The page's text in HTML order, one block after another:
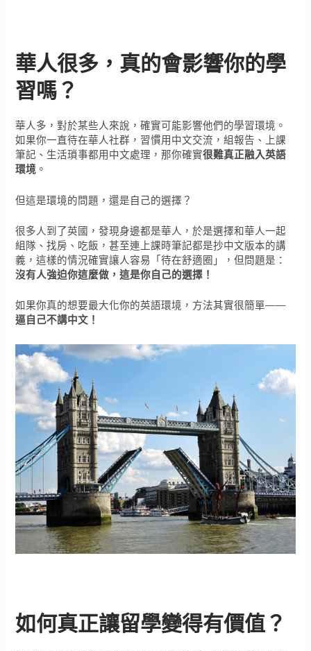
華人很多，真的會影響你的學
習嗎？
華人多，對於某些人來說，確實可能影響他們的學習環境。
如果你一直待在華人社群，習慣用中文交流，組報告、上課
筆記、生活瑣事都用中文處理，那你確實很難真正融入英語
環境 。
但這是環境的問題，還是自己的選擇？
很多人到了英國，發現身邊都是華人，於是選擇和華人一起
組隊、找房、吃飯，甚至連上課時筆記都是抄中文版本的講
義，這樣的情況確實讓人容易「待在舒適圈」，但問題是：
沒有人強迫你這麼做，這是你自己的選擇！
如果你真的想要最大化你的英語環境，方法其實很簡單——
逼自己不講中文！
如何真正讓留學變得有價值？